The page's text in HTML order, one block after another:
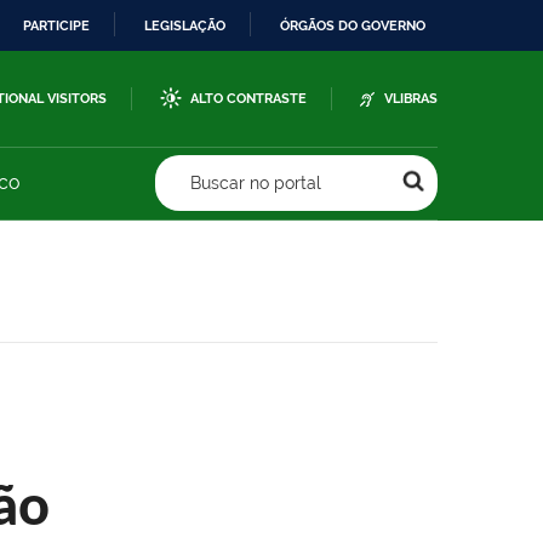
PARTICIPE LEGISLAÇÃO ÓRGÃOS DO GOVERNO
VISITORS ALTO CONTRASTE VLIBRAS
Buscar no portal